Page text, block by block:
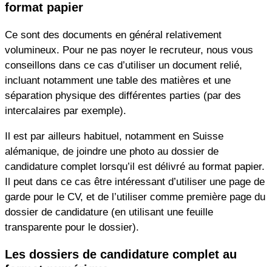
format papier
Ce sont des documents en général relativement
volumineux. Pour ne pas noyer le recruteur, nous vous
conseillons dans ce cas d’utiliser un document relié,
incluant notamment une table des matières et une
séparation physique des différentes parties (par des
intercalaires par exemple).
Il est par ailleurs habituel, notamment en Suisse
alémanique, de joindre une photo au dossier de
candidature complet lorsqu’il est délivré au format papier.
Il peut dans ce cas être intéressant d’utiliser une page de
garde pour le CV, et de l’utiliser comme première page du
dossier de candidature (en utilisant une feuille
transparente pour le dossier).
Les dossiers de candidature complet au